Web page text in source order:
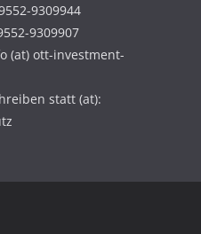
9309944
9309907
(at) ott-investment-
statt (at):